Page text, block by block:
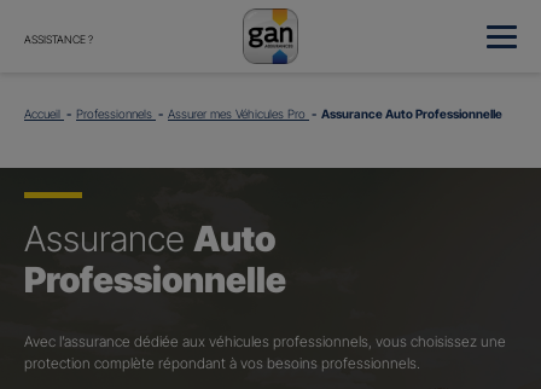
ASSISTANCE ?
Accueil Professionnels Assurer mes Véhicules Pro Assurance Auto Professionnelle
Assurance Auto
Professionnelle
Avec l’assurance dédiée aux véhicules professionnels, vous choisissez une
protection complète répondant à vos besoins professionnels.